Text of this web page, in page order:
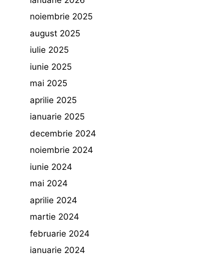
noiembrie 2025
august 2025
iulie 2025
iunie 2025
mai 2025
aprilie 2025
ianuarie 2025
decembrie 2024
noiembrie 2024
iunie 2024
mai 2024
aprilie 2024
martie 2024
februarie 2024
ianuarie 2024